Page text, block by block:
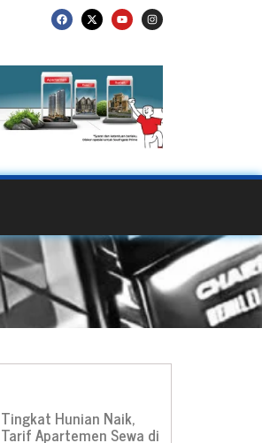
Tingkat Hunian Naik,
Tarif Apartemen Sewa di